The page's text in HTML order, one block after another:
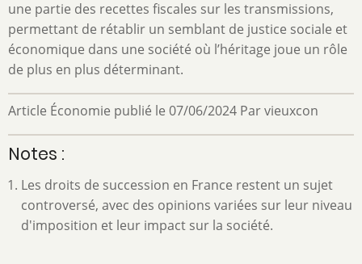
une partie des recettes fiscales sur les transmissions,
permettant de rétablir un semblant de justice sociale et
économique dans une société où l’héritage joue un rôle
de plus en plus déterminant.
Article Économie publié le 07/06/2024 Par vieuxcon
Notes :
Les droits de succession en France restent un sujet
controversé, avec des opinions variées sur leur niveau
d'imposition et leur impact sur la société.